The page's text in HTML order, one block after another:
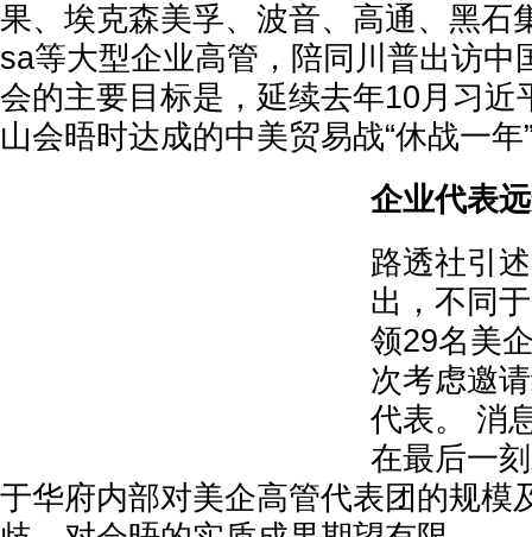
果、埃克森美孚、波音、高通、黑石
sa等大型企业高管，陪同川普出访中
会的主要目标是，延续去年10月习近
山会晤时达成的中美贸易战“休战一年
企业代表
路透社引
出，不同
领29名美
次考虑邀
代表。 消
在最后一
于华府内部对美企高管代表团的规模